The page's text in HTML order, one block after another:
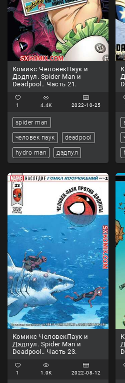
Комикс ЧеловекПаук и
Дэдпул. Spider Man и
Deadpool.. Часть 21.
1 4.4K 2022-10-25
spider man
человек паук deadpool
hydro man дэдпул
Комикс ЧеловекПаук и
Дэдпул. Spider Man и
Deadpool.. Часть 23.
1 1.0K 2022-08-12